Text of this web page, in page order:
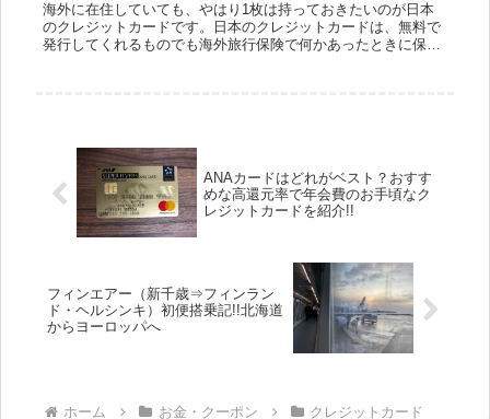
海外に在住していても、やはり1枚は持っておきたいのが日本
のクレジットカードです。日本のクレジットカードは、無料で
発行してくれるものでも海外旅行保険で何かあったときに保証
ANAカードはどれがベスト？おすす
めな高還元率で年会費のお手頃なク
レジットカードを紹介!!
フィンエアー（新千歳⇒フィンラン
ド・ヘルシンキ）初便搭乗記!!北海道
からヨーロッパへ
ホーム お金・クーポン クレジットカード